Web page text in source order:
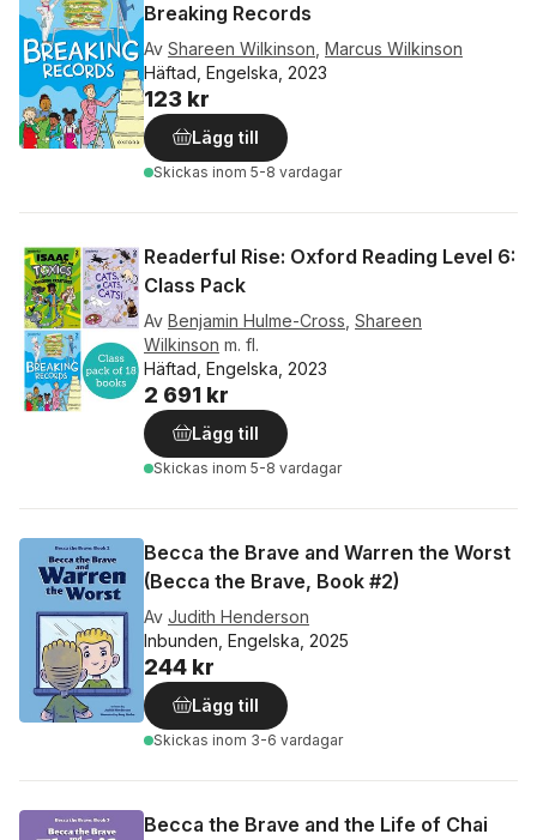
Breaking Records
Av Shareen Wilkinson Marcus Wilkinson
Häftad, Engelska, 2023
123 kr
Lägg till
Skickas inom 5-8 vardagar
Readerful Rise: Oxford Reading Level 6:
Class Pack
Av Benjamin Hulme-Cross Shareen
Wilkinson m. fl.
Häftad, Engelska, 2023
2 691 kr
Lägg till
Skickas inom 5-8 vardagar
Becca the Brave and Warren the Worst
(Becca the Brave, Book #2)
Av Judith Henderson
Inbunden, Engelska, 2025
244 kr
Lägg till
Skickas inom 3-6 vardagar
Becca the Brave and the Life of Chai